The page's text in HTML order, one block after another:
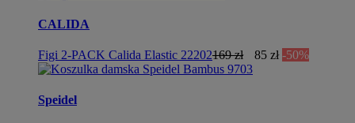
CALIDA
Figi 2-PACK Calida Elastic 22202169 zł 85 zł -50%
Speidel